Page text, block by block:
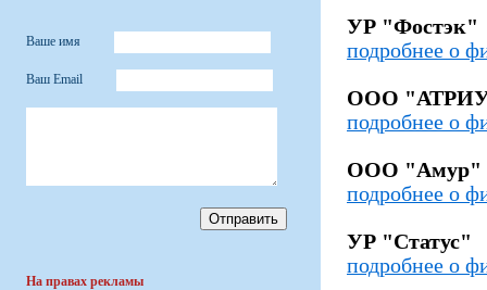
Ваше имя
Ваш Email
На правах рекламы
УР "Фостэк"
подробнее о
ООО
подробнее о
ООО "Амур"
подробнее о
УР "Статус"
подробнее о